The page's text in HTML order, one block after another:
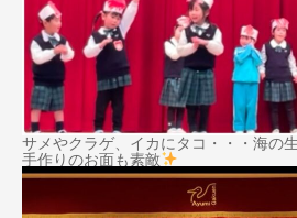
サメやクラゲ、イカにタコ・・・海の
手作りのお面も素敵